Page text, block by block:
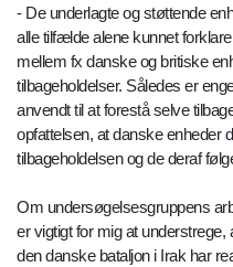
- De underlagte og støttende
alle tilfælde alene kunnet
mellem fx danske og britiske
tilbageholdelser. Således er
anvendt til at forestå selve
opfattelsen, at danske enheder
tilbageholdelsen og de deraf
Om undersøgelsesgruppens
er vigtigt for mig at
den danske bataljon i Irak har